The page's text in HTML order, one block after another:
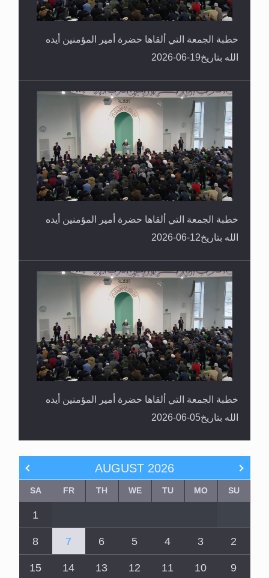
خطبة الجمعة التي ألقاها حضرة أمير المؤمنين أيده
الله بتاريخ19-06-2026
خطبة الجمعة التي ألقاها حضرة أمير المؤمنين أيده
الله بتاريخ12-06-2026
خطبة الجمعة التي ألقاها حضرة أمير المؤمنين أيده
الله بتاريخ05-06-2026
AUGUST 2026
SU
MO
TU
WE
TH
FR
SA
1
2
3
4
5
6
7
8
9
10
11
12
13
14
15